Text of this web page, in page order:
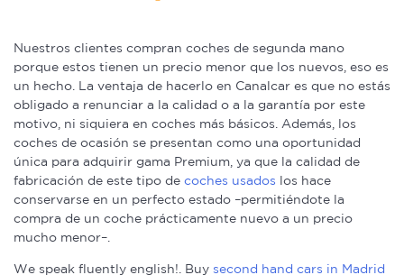
Nuestros clientes compran coches de segunda mano
porque estos tienen un precio menor que los nuevos, eso es
un hecho. La ventaja de hacerlo en Canalcar es que no estás
obligado a renunciar a la calidad o a la garantía por este
motivo, ni siquiera en coches más básicos. Además, los
coches de ocasión se presentan como una oportunidad
única para adquirir gama Premium, ya que la calidad de
fabricación de este tipo de coches usados los hace
conservarse en un perfecto estado –permitiéndote la
compra de un coche prácticamente nuevo a un precio
mucho menor–.
We speak fluently english!. Buy second hand cars in Madrid